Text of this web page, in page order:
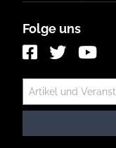
Folge uns